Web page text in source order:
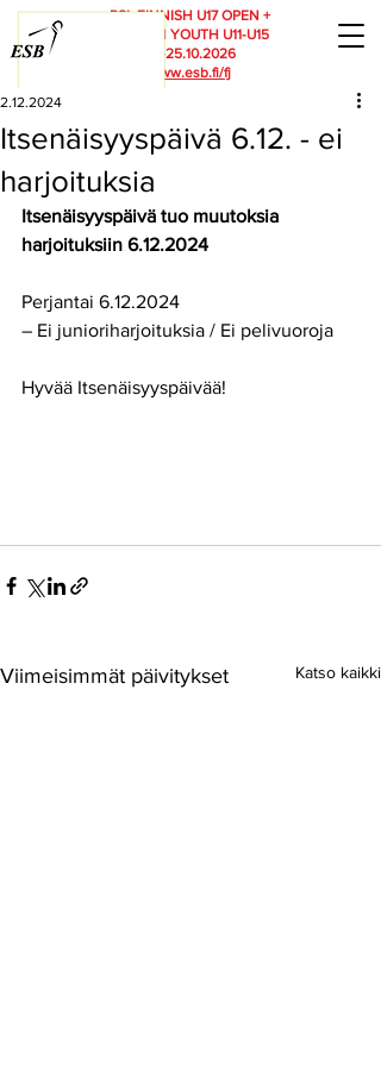
RSL FINNISH U17 OPEN +
FINNISH YOUTH U11-U15
23.-25.10.2026
www.esb.fi/fj
Itsenäisyyspäivä 6.12. - ei
harjoituksia
2.12.2024
Itsenäisyyspäivä tuo muutoksia
harjoituksiin 6.12.2024
Perjantai 6.12.2024
– Ei junioriharjoituksia / Ei pelivuoroja
Hyvää Itsenäisyyspäivää!
Viimeisimmät päivitykset Katso kaikki